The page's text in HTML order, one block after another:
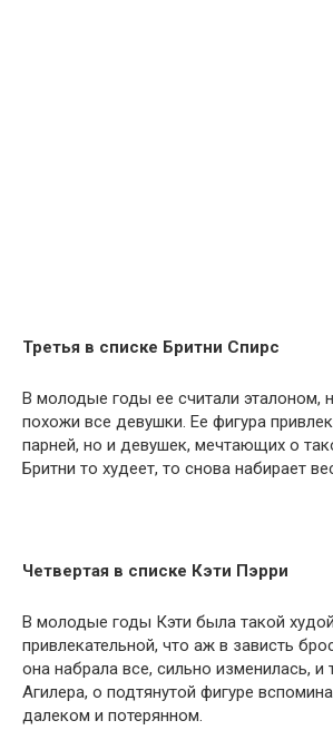
Третья в списке Бритни Спирс
В молодые годы ее считали эталоном,
похожи все девушки. Ее фигура
парней, но и девушек, мечтающих о
Бритни то худеет, то снова набирает
Четвертая в списке Кэти Пэрри
В молодые годы Кэти была такой
привлекательной, что аж в зависть
она набрала все, сильно изменилась, и
Агилера, о подтянутой фигуре
далеком и потерянном.